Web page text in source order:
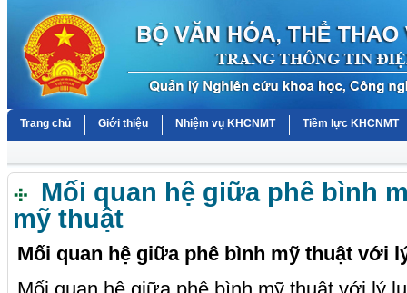
Trang chủ Giới thiệu Nhiệm vụ KHCNMT Tiềm lực KHCNMT
Mối quan hệ giữa phê bình
mỹ thuật
Mối quan hệ giữa phê bình mỹ thuật với